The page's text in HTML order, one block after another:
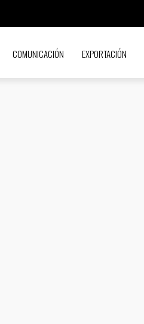
COMUNICACIÓN EXPORTACIÓN